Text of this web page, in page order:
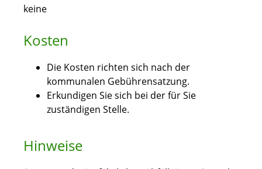
keine
Kosten
Die Kosten richten sich nach der
kommunalen Gebührensatzung.
Erkundigen Sie sich bei der für Sie
zuständigen Stelle.
Hinweise